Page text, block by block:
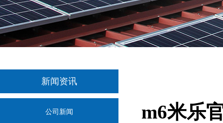
新闻资讯
公司新闻 m6米乐